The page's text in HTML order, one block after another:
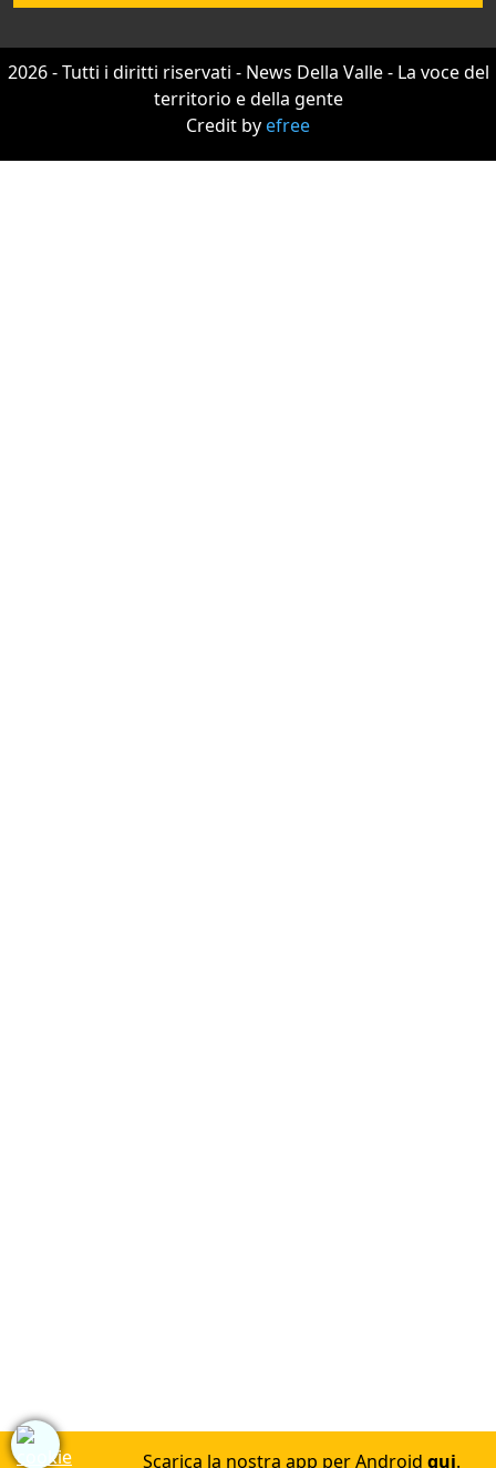
2026 - Tutti i diritti riservati - News Della Valle - La voce del
territorio e della gente
Credit byefree
Scarica la nostra app per Android qui.